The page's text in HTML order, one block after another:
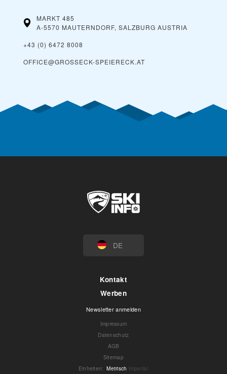
MARKT 485
A-5570 MAUTERNDORF, SALZBURG AUSTRIA
+43 (0) 6472 8008
OFFICE@GROSSECK-SPEIERECK.AT
DE
Kontakt
Werben
Newsletter anmelden
Impressum
Datenschutz
AGB
Sitemap
Einheiten: Metrisch Imperial